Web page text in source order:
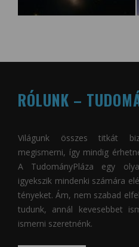
RÓLUNK –
Világunk összes titkát
megismerni, így mindig
A TudományPláza egy
igyekszik mindenki számára
tényeket. Ám, nem szabad
tudunk, annál kevesebbet
ismerni szeretnénk.